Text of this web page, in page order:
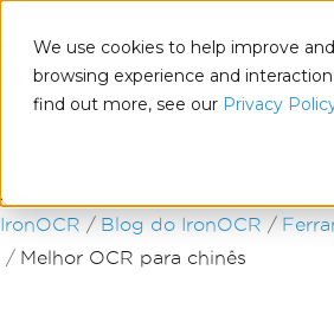
We use cookies to help improve
browsing experience and
find out more, see our Privacy
Ir para o conteúdo do rodapé
IronOCR Blog do IronOCR
Melhor OCR para chinês